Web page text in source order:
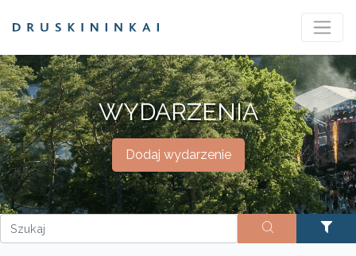
WYDARZENIA
Dodaj wydarzenie